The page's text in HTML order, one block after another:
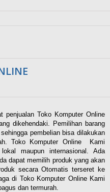
penjualan Toko Komputer Online
dikehendaki. Pemilihan barang
pembelian bisa dilakukan
Toko Komputer Online Kami
maupun internasional. Ada
dapat memilih produk yang akan
secara Otomatis terseret ke
di Toko Komputer Online Kami
dan termurah.